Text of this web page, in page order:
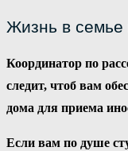
Жизнь в семье
Координатор по
следит, чтоб вам
дома для приема
Если вам по душе